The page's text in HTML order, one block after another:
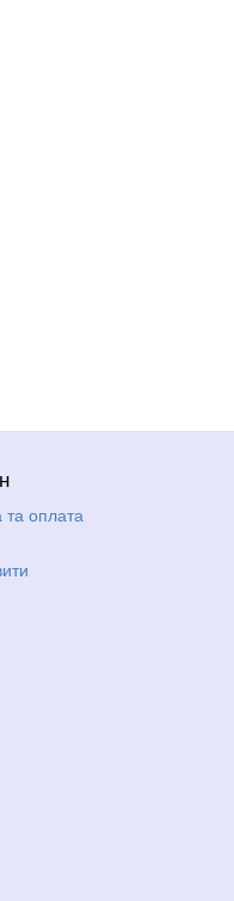
та оплата